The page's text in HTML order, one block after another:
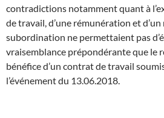
contradictions notamment quant à
de travail, d’une rémunération et
subordination ne permettaient pas
vraisemblance prépondérante que le
bénéfice d’un contrat de travail
l’événement du 13.06.2018.